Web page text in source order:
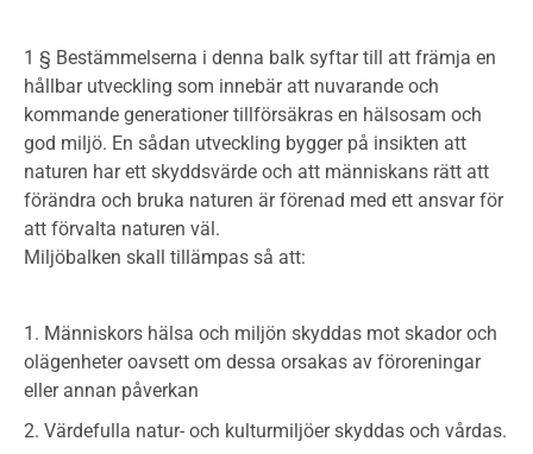
1 § Bestämmelserna i denna balk syftar till att främja en
hållbar utveckling som innebär att nuvarande och
kommande generationer tillförsäkras en hälsosam och
god miljö. En sådan utveckling bygger på insikten att
naturen har ett skyddsvärde och att människans rätt att
förändra och bruka naturen är förenad med ett ansvar för
att förvalta naturen väl.
Miljöbalken skall tillämpas så att:
Människors hälsa och miljön skyddas mot skador och
olägenheter oavsett om dessa orsakas av föroreningar
eller annan påverkan
Värdefulla natur- och kulturmiljöer skyddas och vårdas.